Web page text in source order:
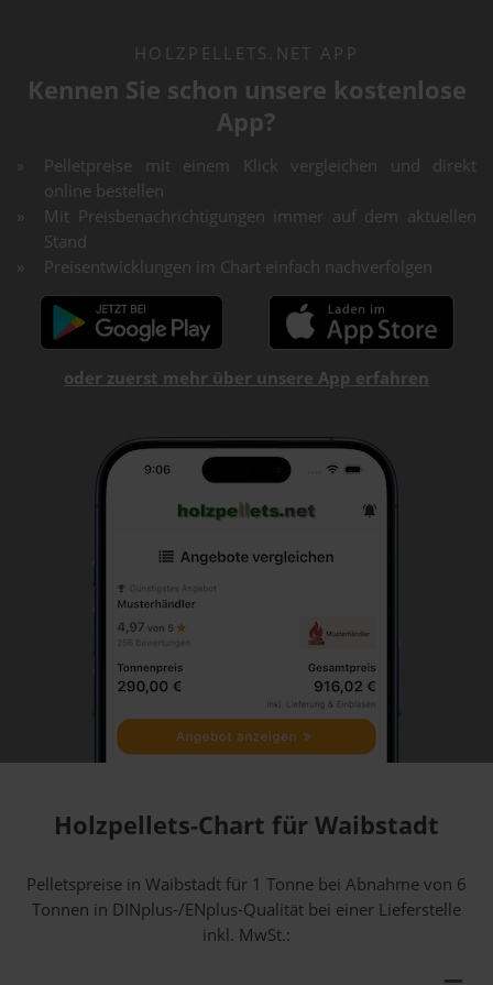
HOLZPELLETS.NET APP
Kennen Sie schon unsere kostenlose
App?
Pelletpreise mit einem Klick vergleichen und direkt
online bestellen
Mit Preisbenachrichtigungen immer auf dem aktuellen
Stand
Preisentwicklungen im Chart einfach nachverfolgen
oder zuerst mehr über unsere App erfahren
Holzpellets-Chart für Waibstadt
Pelletspreise in Waibstadt für 1 Tonne bei Abnahmevon 6
Tonnen in DINplus-/ENplus-Qualität bei einer Lieferstelle
inkl. MwSt.: